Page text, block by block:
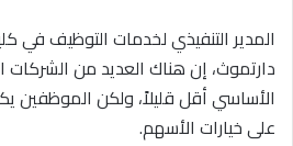
المدير التنفيذي لخدمات التوظيف في
دارتموث، إن هناك العديد من الشركات
الأساسي أقل قليلاً، ولكن الموظفين
على خيارات الأسهم.